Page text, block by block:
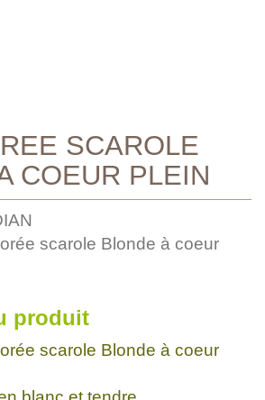
SCAROLE
COEUR PLEIN
scarole Blonde à coeur
produit
scarole Blonde à coeur